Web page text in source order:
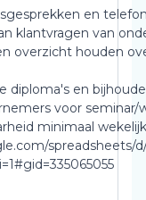
en
klantvragen van
overzicht houden
diploma's en
voor seminar/
minimaal
spreadsheets/